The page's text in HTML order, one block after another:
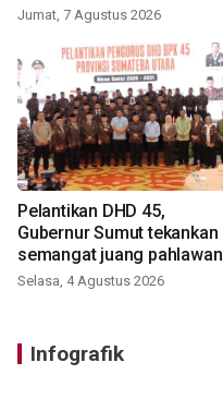
Jumat, 7 Agustus 2026
Pelantikan DHD 45,
Gubernur Sumut tekankan
semangat juang pahlawan
Selasa, 4 Agustus 2026
Infografik